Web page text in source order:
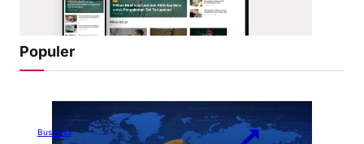
Populer
Business